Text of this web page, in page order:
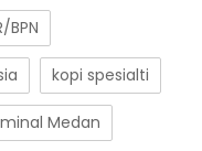
kopi spesialti
Medan